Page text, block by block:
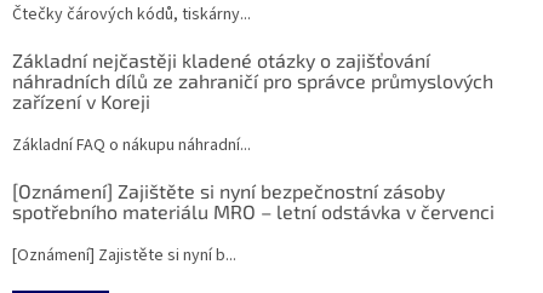
Čtečky čárových kódů, tiskárny...
Základní nejčastěji kladené otázky o zajišťování
náhradních dílů ze zahraničí pro správce průmyslových
zařízení v Koreji
Základní FAQ o nákupu náhradní...
[Oznámení] Zajištěte si nyní bezpečnostní zásoby
spotřebního materiálu MRO – letní odstávka v červenci
[Oznámení] Zajistěte si nyní b...